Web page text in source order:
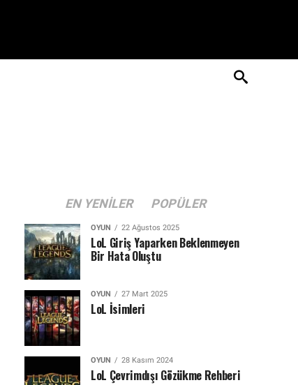
EN YENILER POPÜLER
OYUN 22 Ağustos 2025
LoL Giriş Yaparken Beklenmeyen
Bir Hata Oluştu
OYUN 27 Mart 2025
LoL İsimleri
OYUN 28 Kasım 2024
LoL Çevrimdışı Gözükme Rehberi